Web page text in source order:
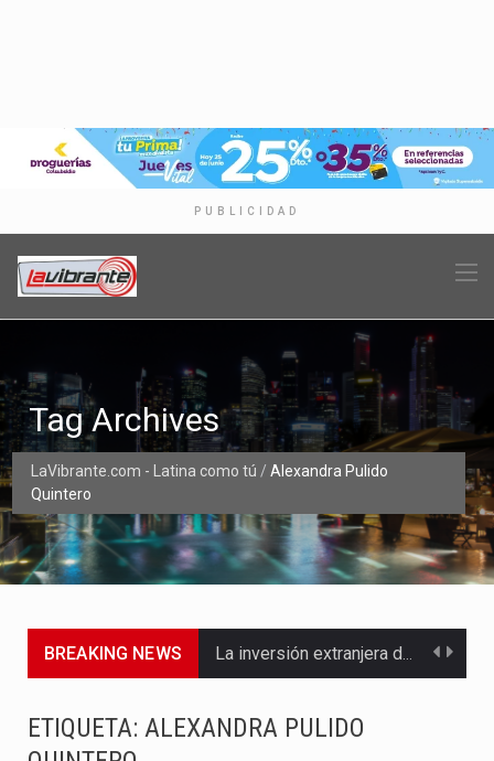
PUBLICIDAD
LaVibrante.com - Latina como tú / Alexandra Pulido
Quintero
Tag Archives
BREAKING NEWS La inversión extranjera directa en Colombia comenzó a dar señales…
ETIQUETA: ALEXANDRA PULIDO